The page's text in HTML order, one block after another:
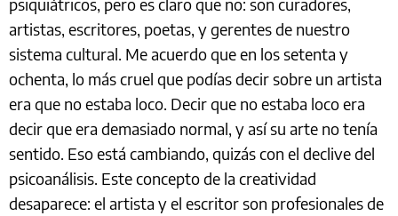
artistas, escritores, poetas, y gerentes de nuestro
sistema cultural. Me acuerdo que en los setenta y
ochenta, lo más cruel que podías decir sobre un artista
era que no estaba loco. Decir que no estaba loco era
decir que era demasiado normal, y así su arte no tenía
sentido. Eso está cambiando, quizás con el declive del
psicoanálisis. Este concepto de la creatividad
desaparece: el artista y el escritor son profesionales de